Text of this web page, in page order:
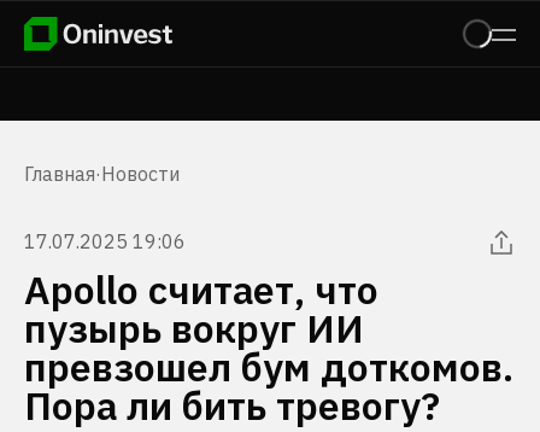
Главная·Новости
17.07.2025 19:06
Apollo считает, что
пузырь вокруг ИИ
превзошел бум доткомов.
Пора ли бить тревогу?